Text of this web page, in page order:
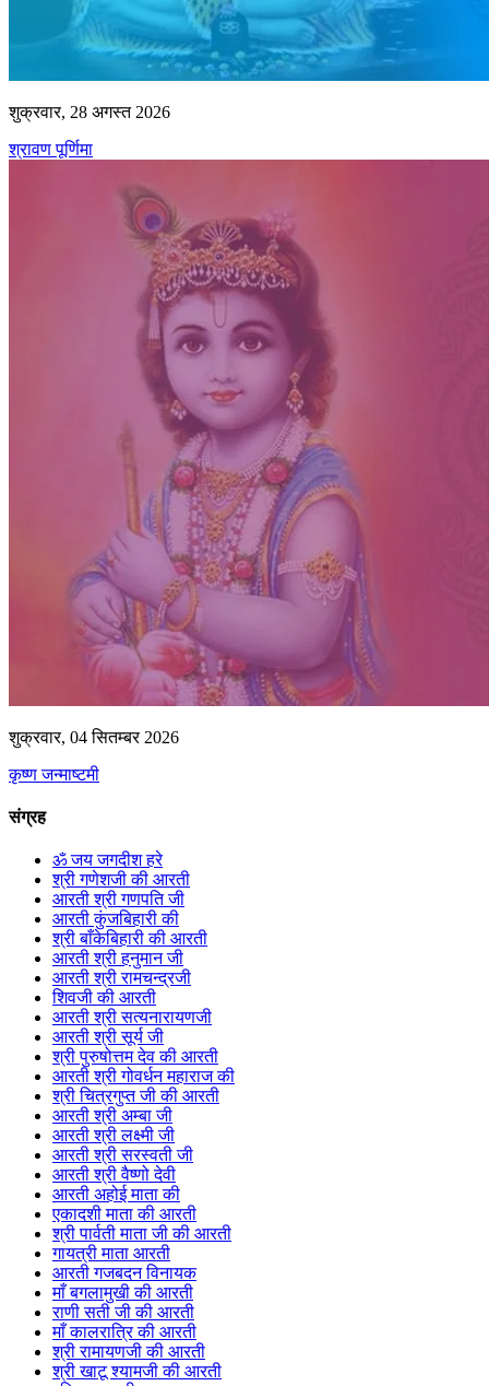
शुक्रवार, 28 अगस्त 2026
श्रावण पूर्णिमा
शुक्रवार, 04 सितम्बर 2026
कृष्ण जन्माष्टमी
संग्रह
ॐ जय जगदीश हरे
श्री गणेशजी की आरती
आरती श्री गणपति जी
आरती कुंजबिहारी की
श्री बाँकेबिहारी की आरती
आरती श्री हनुमान जी
आरती श्री रामचन्द्रजी
शिवजी की आरती
आरती श्री सत्यनारायणजी
आरती श्री सूर्य जी
श्री पुरुषोत्तम देव की आरती
आरती श्री गोवर्धन महाराज की
श्री चित्रगुप्त जी की आरती
आरती श्री अम्बा जी
आरती श्री लक्ष्मी जी
आरती श्री सरस्वती जी
आरती श्री वैष्णो देवी
आरती अहोई माता की
एकादशी माता की आरती
श्री पार्वती माता जी की आरती
गायत्री माता आरती
आरती गजबदन विनायक
माँ बगलामुखी की आरती
राणी सती जी की आरती
माँ कालरात्रि की आरती
श्री रामायणजी की आरती
श्री खाटू श्यामजी की आरती